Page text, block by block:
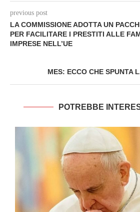
previous post
LA COMMISSIONE ADOTTA UN
PER FACILITARE I PRESTITI ALLE
IMPRESE NELL’UE
MES: ECCO CHE SPUNTA
POTREBBE